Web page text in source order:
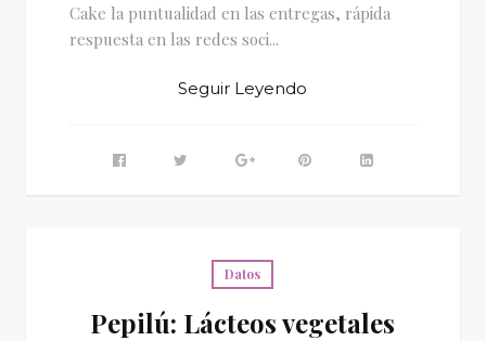
Cake la puntualidad en las entregas, rápida
respuesta en las redes soci...
Seguir Leyendo
Datos
Pepilú: Lácteos vegetales